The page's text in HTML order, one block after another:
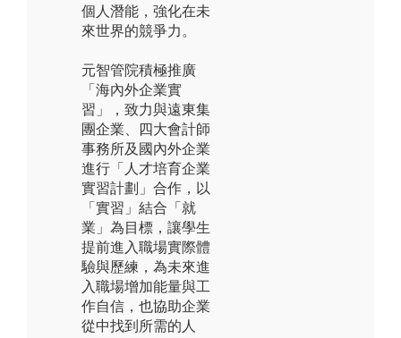
個人潛能，強化在未
來世界的競爭力。
元智管院積極推廣
「海內外企業實
習」，致力與遠東集
團企業、四大會計師
事務所及國內外企業
進行「人才培育企業
實習計劃」合作，以
「實習」結合「就
業」為目標，讓學生
提前進入職場實際體
驗與歷練，為未來進
入職場增加能量與工
作自信，也協助企業
從中找到所需的人